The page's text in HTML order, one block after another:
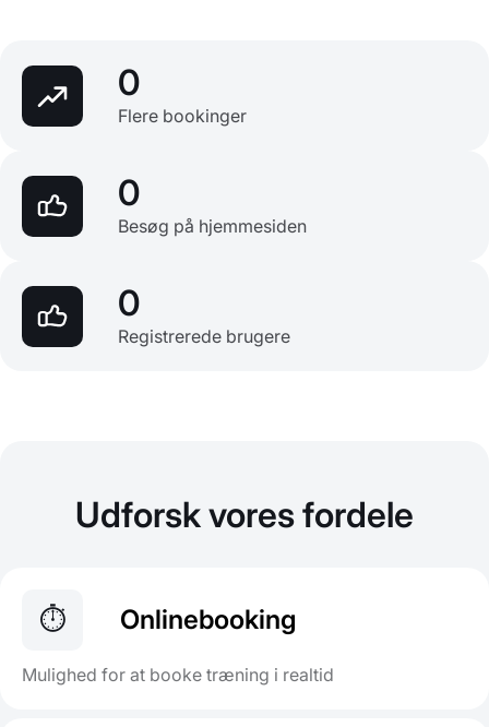
0
Flere bookinger
0
Besøg på hjemmesiden
0
Registrerede brugere
Udforsk vores fordele
⏱️ Onlinebooking
Mulighed for at booke træning i realtid